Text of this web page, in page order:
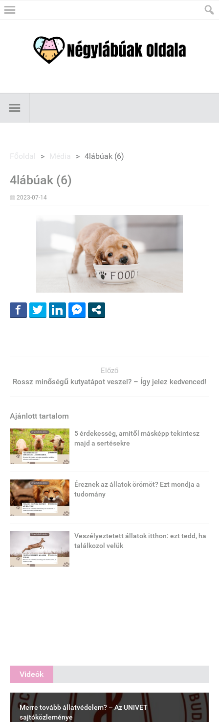
Főoldal > Média > 4lábúak (6)
4lábúak (6)
2023-07-14
Előző
Rossz minőségű kutyatápot veszel? – Így jelez kedvenced!
Ajánlott tartalom
5 érdekesség, amitől másképp tekintesz
majd a sertésekre
Éreznek az állatok örömöt? Ezt mondja a
tudomány
Veszélyeztetett állatok itthon: ezt tedd, ha
találkozol velük
Videók
Merre tovább állatvédelem? – Az UNIVET
sajtóközleménye